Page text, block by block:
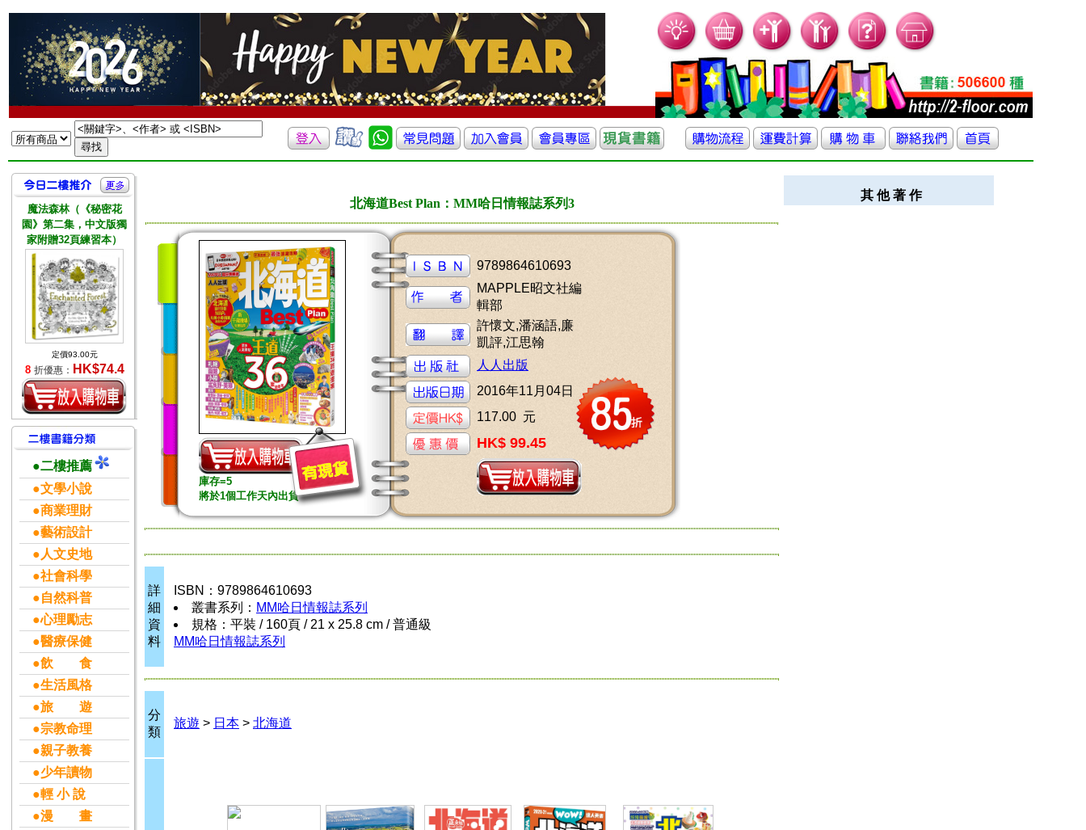
魔法森林（《秘密花
園》第二集，中文版獨
家附贈32頁練習本）
定價93.00元
8 折優惠： HK$74.4
●二樓推薦
●文學小說
●商業理財
●藝術設計
●人文史地
●社會科學
●自然科普
●心理勵志
●醫療保健
●飲 食
●生活風格
●旅 遊
●宗教命理
●親子教養
●少年讀物
●輕 小 說
●漫 畫
北海道Best Plan：MM哈日情報誌系列3
庫存=5
將於1個工作天內出貨
9789864610693
MAPPLE昭文社編
輯部
許懷文,潘涵語,廉
凱評,江思翰
人人出版
2016年11月04日
117.00 元
HK$ 99.45
詳
細
資
料
ISBN：9789864610693
叢書系列： MM哈日情報誌系列
規格：平裝 / 160頁 / 21 x 25.8 cm / 普通級
MM哈日情報誌系列
分
類
旅遊 > 日本 > 北海道
其 他 著 作